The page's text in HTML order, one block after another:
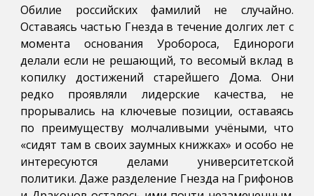
Обилие российских фамилий не случайно.
Оставаясь частью Гнезда в течение долгих лет с
момента основания Уробороса, Единороги
делали если не решающий, то весомый вклад в
копилку достижений старейшего Дома. Они
редко проявляли лидерские качества, не
прорывались на ключевые позиции, оставаясь
по преимуществу молчаливыми учёными, что
«сидят там в своих заумных книжках» и особо не
интересуются делами университетской
политики. Даже разделение Гнезда на Грифонов